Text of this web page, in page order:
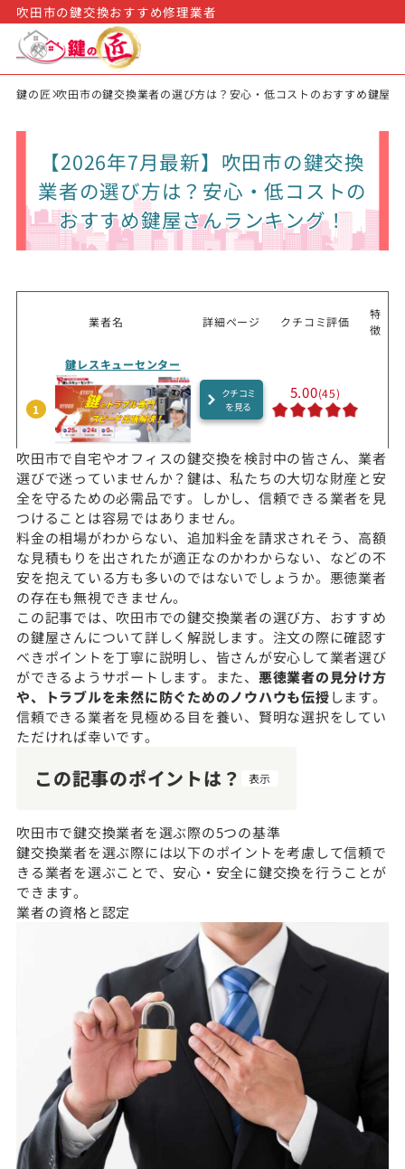
吹田市の鍵交換おすすめ修理業者
鍵の匠 吹田市の鍵交換業者の選び方は？安心・低コストのおすすめ鍵屋
【2026年7月最新】吹田市の鍵交換
業者の選び方は？安心・低コストの
おすすめ鍵屋さんランキング！
業者名 詳細ページ クチコミ評価
特
徴
1
鍵レスキューセンター
クチコミ
を見る
5.00(45)
吹田市で自宅やオフィスの鍵交換を検討中の皆さん、業者
選びで迷っていませんか？鍵は、私たちの大切な財産と安
全を守るための必需品です。しかし、信頼できる業者を見
つけることは容易ではありません。
料金の相場がわからない、追加料金を請求されそう、高額
な見積もりを出されたが適正なのかわからない、などの不
安を抱えている方も多いのではないでしょうか。悪徳業者
の存在も無視できません。
この記事では、吹田市での鍵交換業者の選び方、おすすめ
の鍵屋さんについて詳しく解説します。注文の際に確認す
べきポイントを丁寧に説明し、皆さんが安心して業者選び
ができるようサポートします。また、 悪徳業者の見分け方
や、トラブルを未然に防ぐためのノウハウも伝授します。
信頼できる業者を見極める目を養い、賢明な選択をしてい
ただければ幸いです。
この記事のポイントは？ 表示
吹田市で鍵交換業者を選ぶ際の5つの基準
鍵交換業者を選ぶ際には以下のポイントを考慮して信頼で
きる業者を選ぶことで、安心・安全に鍵交換を行うことが
できます。
業者の資格と認定